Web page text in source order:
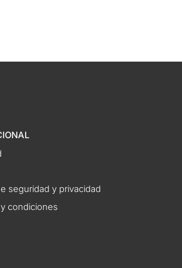
seguridad y privacidad
condiciones